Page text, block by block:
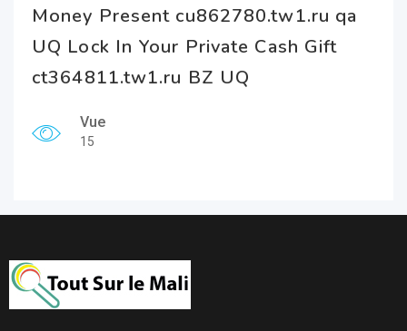
Money Present cu862780.tw1.ru qa
UQ Lock In Your Private Cash Gift
ct364811.tw1.ru BZ UQ
Vue
15